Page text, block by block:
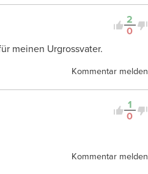
2
0
meinen Urgrossvater.
Kommentar melden
1
0
Kommentar melden